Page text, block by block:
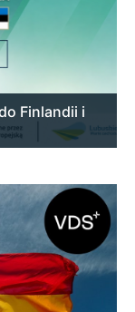
Finlandii i